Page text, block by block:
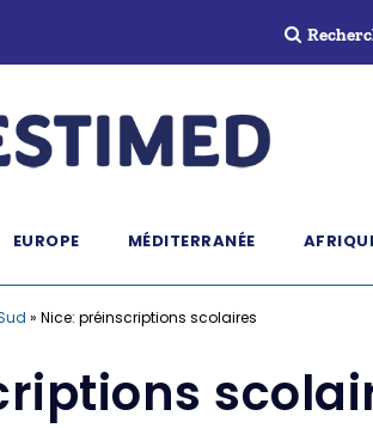
EUROPE MÉDITERRANÉE
» Nice: préinscriptions scolaires